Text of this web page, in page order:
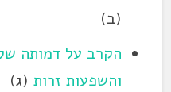
(ב)
הקרב על דמותה
והשפעות זרות (ג)